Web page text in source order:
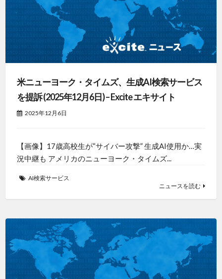
米ニューヨーク・タイムズ、生成AI検索サービス
を提訴 (2025年12月6日) – Excite エキサイト
2025年12月6日
【画像】17歳高校生が“サイバー攻撃” 生成AI使用か…実
況中継も アメリカのニューヨーク・タイムズ...
AI検索サービス
ニュースを読む